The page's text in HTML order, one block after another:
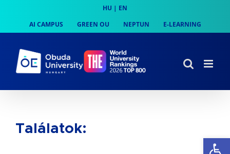
content
HU | EN
AI CAMPUS
GREEN OU NEPTUN E-LEARNING
Találatok: